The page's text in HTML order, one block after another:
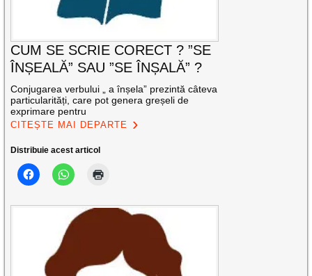
CUM SE SCRIE CORECT ? ”SE
ÎNȘEALĂ” SAU ”SE ÎNȘALĂ” ?
Conjugarea verbului „ a înșela” prezintă câteva
particularități, care pot genera greșeli de
exprimare pentru
CITEȘTE MAI DEPARTE
Distribuie acest articol